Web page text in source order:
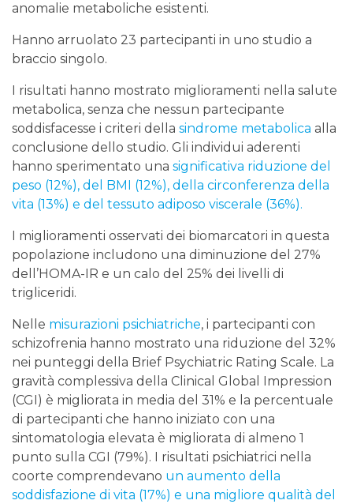
anomalie metaboliche esistenti.
Hanno arruolato 23 partecipanti in uno studio a
braccio singolo.
I risultati hanno mostrato miglioramenti nella salute
metabolica, senza che nessun partecipante
soddisfacesse i criteri della sindrome metabolica alla
conclusione dello studio. Gli individui aderenti
hanno sperimentato una significativa riduzione del
peso (12%), del BMI (12%), della circonferenza della
vita (13%) e del tessuto adiposo viscerale (36%).
I miglioramenti osservati dei biomarcatori in questa
popolazione includono una diminuzione del 27%
dell’HOMA-IR e un calo del 25% dei livelli di
trigliceridi.
Nelle misurazioni psichiatriche, i partecipanti con
schizofrenia hanno mostrato una riduzione del 32%
nei punteggi della Brief Psychiatric Rating Scale. La
gravità complessiva della Clinical Global Impression
(CGI) è migliorata in media del 31% e la percentuale
di partecipanti che hanno iniziato con una
sintomatologia elevata è migliorata di almeno 1
punto sulla CGI (79%). I risultati psichiatrici nella
coorte comprendevano un aumento della
soddisfazione di vita (17%) e una migliore qualità del